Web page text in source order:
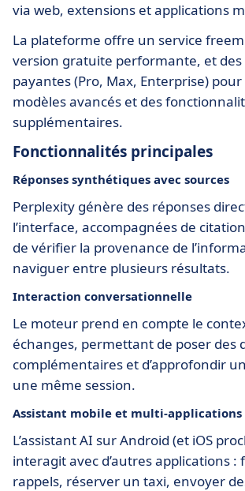
via web, extensions et applications
La plateforme offre un service
version gratuite performante, et des
payantes (Pro, Max, Enterprise) pour
modèles avancés et des
supplémentaires.
Fonctionnalités principales
Réponses synthétiques avec sources
Perplexity génère des réponses
l’interface, accompagnées de
de vérifier la provenance de
naviguer entre plusieurs résultats.
Interaction conversationnelle
Le moteur prend en compte le
échanges, permettant de poser des
complémentaires et d’approfondir
une même session.
Assistant mobile et multi‑applications
L’assistant AI sur Android (et iOS
interagit avec d’autres applications :
rappels, réserver un taxi, envoyer